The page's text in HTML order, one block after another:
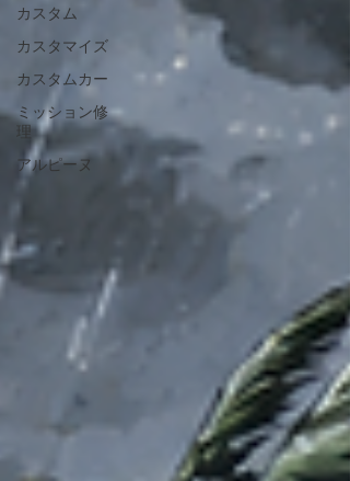
カスタム
カスタマイズ
カスタムカー
ミッション修
理
アルピーヌ
ナンスにも幅広く対応しております😊 「ちょっと気
なるな…」ということでも、お気軽にご相談くださ
🚗💛 皆さまが快適に夏のドライブを楽しめるよう、
タッフ一同しっかりサポートいたします✨ 皆さまの